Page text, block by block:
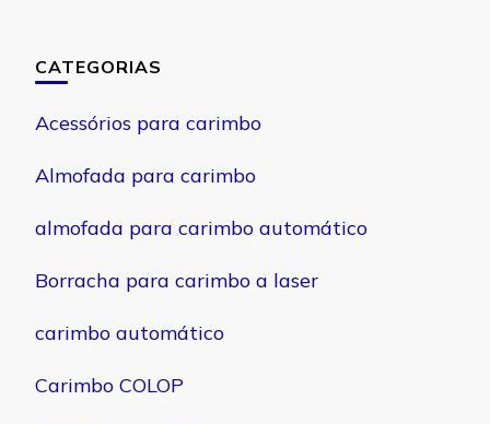
CATEGORIAS
Acessórios para carimbo
Almofada para carimbo
almofada para carimbo automático
Borracha para carimbo a laser
carimbo automático
Carimbo COLOP